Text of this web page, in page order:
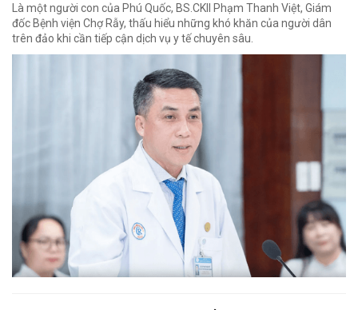
Là một người con của Phú Quốc, BS.CKII Phạm Thanh Việt, Giám
đốc Bệnh viện Chợ Rẫy, thấu hiểu những khó khăn của người dân
trên đảo khi cần tiếp cận dịch vụ y tế chuyên sâu.